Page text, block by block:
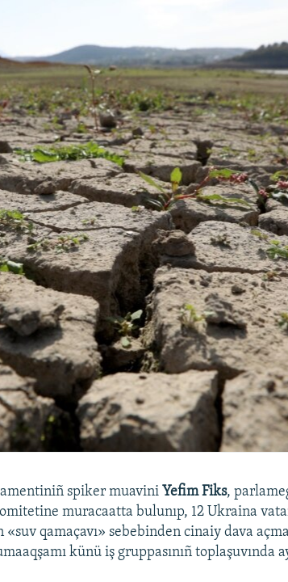
spiker muavini Yefim Fiks,
muracaatta bulunıp, 12 Ukraina
«suv qamaçavı» sebebinden cinaiy dava
künü iş gruppasınıñ toplaşuvında